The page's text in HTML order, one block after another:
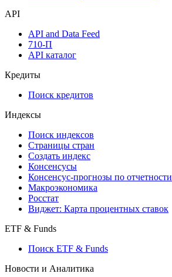
API
API and Data Feed
710-П
API каталог
Кредиты
Поиск кредитов
Индексы
Поиск индексов
Страницы стран
Создать индекс
Консенсусы
Консенсус-прогнозы по отчетности
Макроэкономика
Росстат
Виджет: Карта процентных ставок
ETF & Funds
Поиск ETF & Funds
Новости и Аналитика